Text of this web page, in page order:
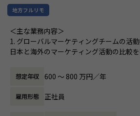
無
地方フルリモ
＜主な業務内容＞
1. グローバルマーケティングチームの活
日本と海外のマーケティング活動の比較
マーケティング活動でのギャップを埋める
2. KPI（マーケティング活動の目標）の達成
・業績達成：日本市場における売上向上に
想定年収 600 〜 800 万円／年
雇用形態 正社員